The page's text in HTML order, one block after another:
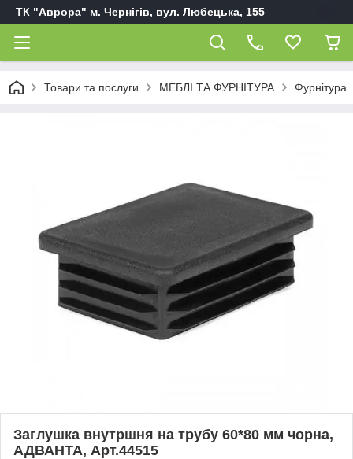
ТК "Аврора" м. Чернігів, вул. Любецька, 155
Товари та послуги МЕБЛІ ТА ФУРНІТУРА Фурнітура
Заглушка внутршня на трубу 60*80 мм чорна,
АДВАНТА, Арт.44515